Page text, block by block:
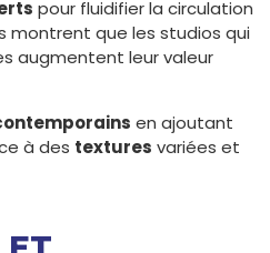
pour fluidifier la circulation
montrent que les studios qui
augmentent leur valeur
en ajoutant
à des textures variées et